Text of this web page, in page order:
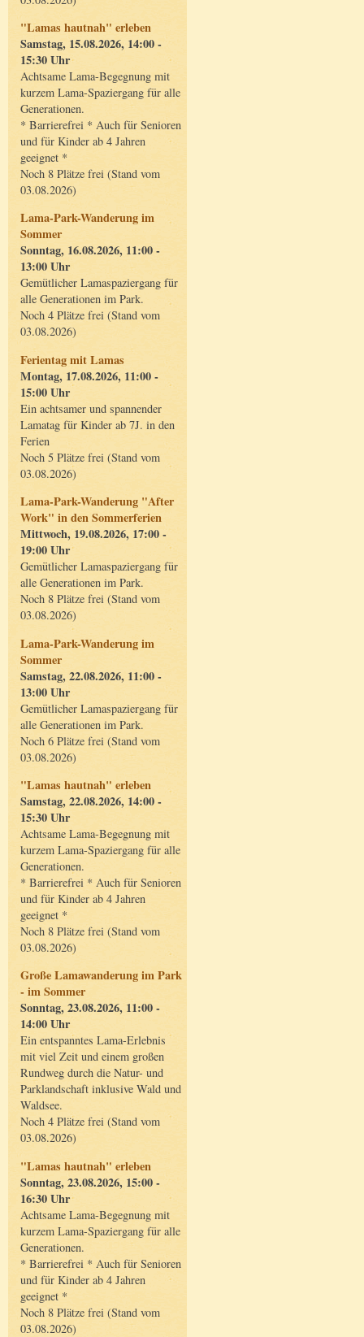
"Lamas hautnah" erleben
Samstag, 15.08.2026, 14:00 -
15:30 Uhr
Achtsame Lama-Begegnung mit
kurzem Lama-Spaziergang für alle
Generationen.
* Barrierefrei * Auch für Senioren
und für Kinder ab 4 Jahren
geeignet *
Noch 8 Plätze frei (Stand vom
03.08.2026)
Lama-Park-Wanderung im
Sommer
Sonntag, 16.08.2026, 11:00 -
13:00 Uhr
Gemütlicher Lamaspaziergang für
alle Generationen im Park.
Noch 4 Plätze frei (Stand vom
03.08.2026)
Ferientag mit Lamas
Montag, 17.08.2026, 11:00 -
15:00 Uhr
Ein achtsamer und spannender
Lamatag für Kinder ab 7J. in den
Ferien
Noch 5 Plätze frei (Stand vom
03.08.2026)
Lama-Park-Wanderung "After
Work" in den Sommerferien
Mittwoch, 19.08.2026, 17:00 -
19:00 Uhr
Gemütlicher Lamaspaziergang für
alle Generationen im Park.
Noch 8 Plätze frei (Stand vom
03.08.2026)
Lama-Park-Wanderung im
Sommer
Samstag, 22.08.2026, 11:00 -
13:00 Uhr
Gemütlicher Lamaspaziergang für
alle Generationen im Park.
Noch 6 Plätze frei (Stand vom
03.08.2026)
"Lamas hautnah" erleben
Samstag, 22.08.2026, 14:00 -
15:30 Uhr
Achtsame Lama-Begegnung mit
kurzem Lama-Spaziergang für alle
Generationen.
* Barrierefrei * Auch für Senioren
und für Kinder ab 4 Jahren
geeignet *
Noch 8 Plätze frei (Stand vom
03.08.2026)
Große Lamawanderung im Park
- im Sommer
Sonntag, 23.08.2026, 11:00 -
14:00 Uhr
Ein entspanntes Lama-Erlebnis
mit viel Zeit und einem großen
Rundweg durch die Natur- und
Parklandschaft inklusive Wald und
Waldsee.
Noch 4 Plätze frei (Stand vom
03.08.2026)
"Lamas hautnah" erleben
Sonntag, 23.08.2026, 15:00 -
16:30 Uhr
Achtsame Lama-Begegnung mit
kurzem Lama-Spaziergang für alle
Generationen.
* Barrierefrei * Auch für Senioren
und für Kinder ab 4 Jahren
geeignet *
Noch 8 Plätze frei (Stand vom
03.08.2026)